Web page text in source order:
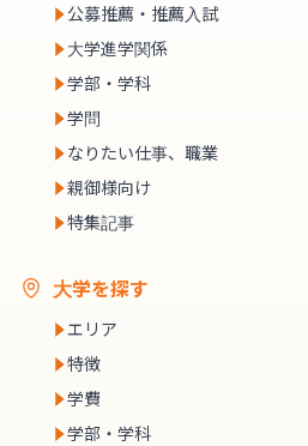
公募推薦・推薦入試
大学進学関係
学部・学科
学問
なりたい仕事、職業
親御様向け
特集記事
大学を探す
エリア
特徴
学費
学部・学科